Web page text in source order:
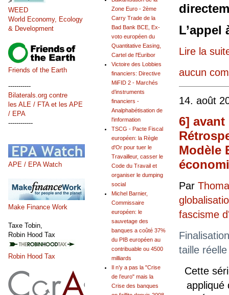
L’appel
Lire la
aucun
14. août
6] avant
Modèle
Par
fascisme
taille
Cette
appliqué
Zone Euro - 2ème
Carry Trade de la
Bad Bank BCE, Ex-
voto européen du
Quantitative Easing,
Cartel de l'Euribor
Victoire des Lobbies
financiers: Directive
MiFID 2 - Marchés
d’instruments
financiers -
Analphabétisation de
l'information
TSCG - Pacte Fiscal
européen: la Règle
d'Or pour tuer le
Travailleur, casser le
Code du Travail et
organiser le dumping
social
Michel Barnier,
Commissaire
européen: le
sauvetage des
banques a coûté 37%
du PIB européen au
contribuable ou 4500
milliards
Il n’y a pas la "Crise
de l’euro" mais la
Crise des banques
WEED
World Economy, Ecology
& Development
Friends of the Earth
-----------
Bilaterals.org contre
les ALE / FTA et les APE
/ EPA
------------
APE / EPA Watch
Make Finance Work
Taxe Tobin,
Robin Hood Tax
Robin Hood Tax